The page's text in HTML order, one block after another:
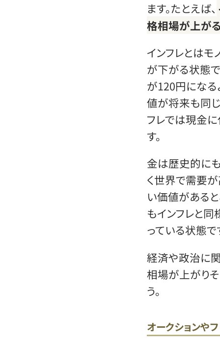
ます。たとえば、
格相場が上が
インフレとは
が下がる状態
が120円になる
値が将来も同じ
フレでは現金
す。
金は歴史的に
く世界で需要
い価値がある
もインフレと同
っている状態で
経済や政治に関
相場が上がり
う。
オークションや